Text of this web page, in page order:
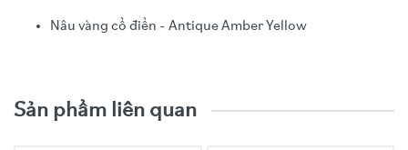
Nâu vàng cổ điển - Antique Amber Yellow
Function
:Turbo HiFi, LP, Bluetooth, USB, CD, FM Radio.
Đĩa xoay ba tốc độ (33/45/78), tương thích với đĩa
Sản phẩm liên quan